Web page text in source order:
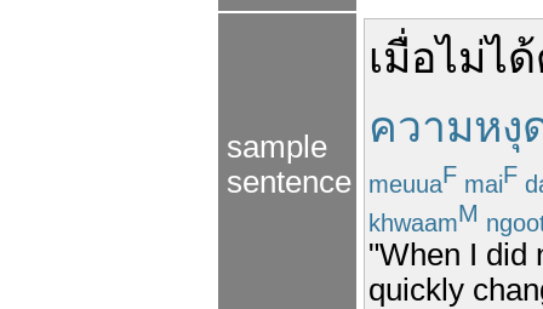
sample
sentence
เมื่อไม่ได้
ความหงุ
meuuaF maiF
khwaamM
"When I did
quickly